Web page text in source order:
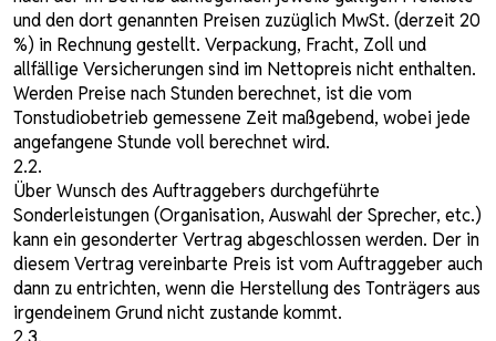
und den dort genannten Preisen zuzüglich MwSt. (derzeit 20
%) in Rechnung gestellt. Verpackung, Fracht, Zoll und
allfällige Versicherungen sind im Nettopreis nicht enthalten.
Werden Preise nach Stunden berechnet, ist die vom
Tonstudiobetrieb gemessene Zeit maßgebend, wobei jede
angefangene Stunde voll berechnet wird.
2.2.
Über Wunsch des Auftraggebers durchgeführte
Sonderleistungen (Organisation, Auswahl der Sprecher, etc.)
kann ein gesonderter Vertrag abgeschlossen werden. Der in
diesem Vertrag vereinbarte Preis ist vom Auftraggeber auch
dann zu entrichten, wenn die Herstellung des Tonträgers aus
irgendeinem Grund nicht zustande kommt.